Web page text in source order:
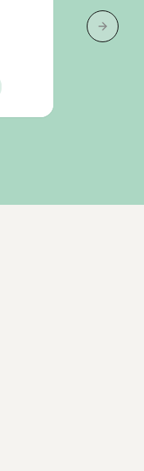
Jente, 15
Neste